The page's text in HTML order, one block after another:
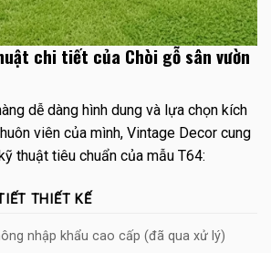
chi tiết của Chòi gỗ sân vườn
dễ dàng hình dung và lựa chọn kích
viên của mình, Vintage Decor cung
thuật tiêu chuẩn của mẫu T64:
THIẾT KẾ
nhập khẩu cao cấp (đã qua xử lý)